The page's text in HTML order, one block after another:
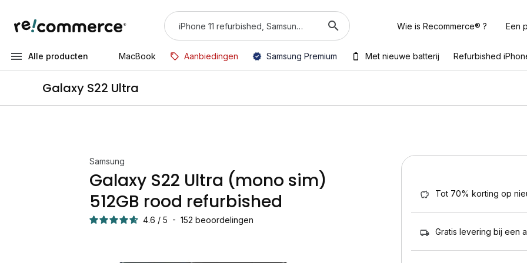
Wie is Recommerce® ? Een
Alle producten MacBook Aanbiedingen Samsung Premium Met nieuwe batterij Refurbished
Galaxy S22 Ultra
Samsung
Galaxy S22 Ultra (mono sim)
512GB rood refurbished
4.6 / 5 - 152 beoordelingen
Tot 70% korting op
Gratis levering bij een